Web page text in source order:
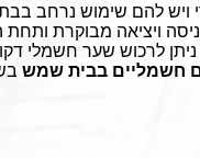
ויש להם שימוש נרחב
ויציאה מבוקרת
ניתן לרכוש שער חשמלי
חשמליים בבית שמש